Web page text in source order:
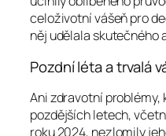
celoživotní vášeň pro
něj udělala skutečného
Pozdní léta a trvalá
Ani zdravotní problémy,
pozdějších letech,
roku 2024, nezlomily